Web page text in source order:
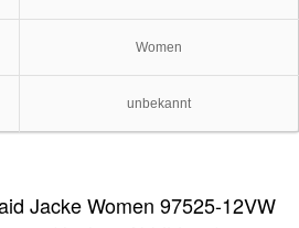
Women
unbekannt
Jacke Women 97525-12VW